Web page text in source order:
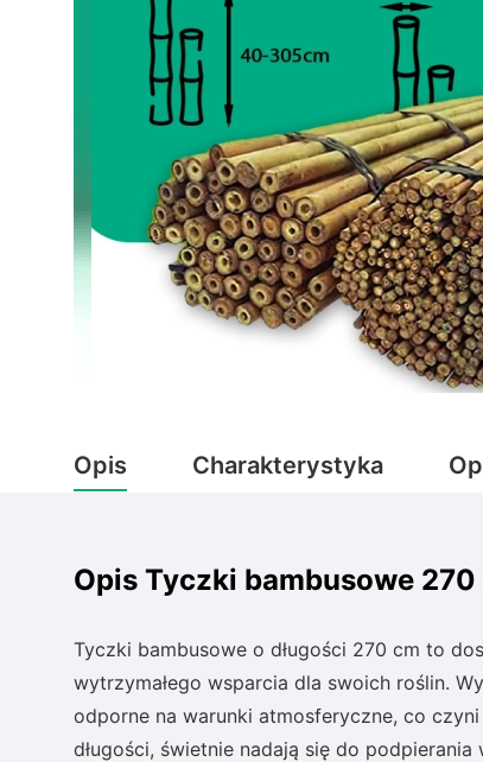
Opis Charakterystyka
Opis Tyczki bambusowe
Tyczki bambusowe o długości 270 cm to
wytrzymałego wsparcia dla swoich roślin.
odporne na warunki atmosferyczne, co
długości, świetnie nadają się do